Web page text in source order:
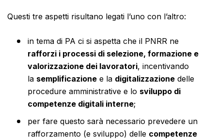
Questi tre aspetti risultano legati l’uno con l’altro:
in tema di PA ci si aspetta che il PNRR ne
rafforzi i processi di selezione, formazione e
valorizzazione dei lavoratori, incentivando
la semplificazione e la digitalizzazione delle
procedure amministrative e lo sviluppo di
competenze digitali interne;
per fare questo sarà necessario prevedere un
rafforzamento (e sviluppo) delle competenze